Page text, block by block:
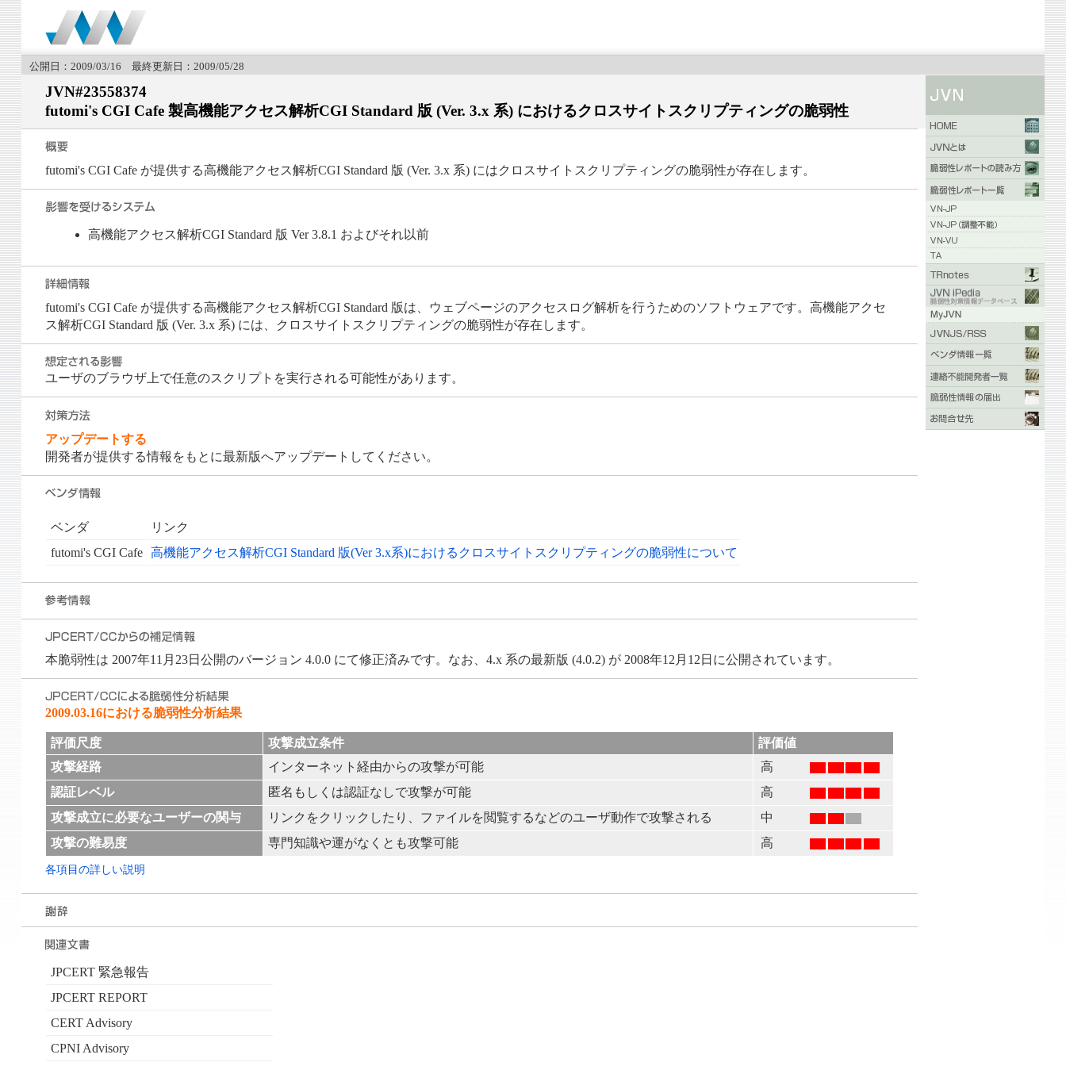
公開日：2009/03/16 最終更新日：2009/05/28
JVN#23558374
futomi's CGI Cafe 製高機能アクセス解析CGI Standard 版 (Ver. 3.x 系) におけるクロスサイトスクリプティングの脆弱性
futomi's CGI Cafe が提供する高機能アクセス解析CGI Standard 版 (Ver. 3.x 系) にはクロスサイトスクリプティングの脆弱性が存在します。
高機能アクセス解析CGI Standard 版 Ver 3.8.1 およびそれ以前
futomi's CGI Cafe が提供する高機能アクセス解析CGI Standard 版は、ウェブページのアクセスログ解析を行うためのソフトウェアです。高機能アクセ
ス解析CGI Standard 版 (Ver. 3.x 系) には、クロスサイトスクリプティングの脆弱性が存在します。
ユーザのブラウザ上で任意のスクリプトを実行される可能性があります。
アップデートする
開発者が提供する情報をもとに最新版へアップデートしてください。
ベンダ
リンク
futomi's CGI Cafe 高機能アクセス解析CGI Standard 版(Ver 3.x系)におけるクロスサイトスクリプティングの脆弱性について
本脆弱性は 2007年11月23日公開のバージョン 4.0.0 にて修正済みです。なお、4.x 系の最新版 (4.0.2) が 2008年12月12日に公開されています。
2009.03.16における脆弱性分析結果
評価尺度 攻撃成立条件
評価値
攻撃経路
インターネット経由からの攻撃が可能
高
認証レベル
匿名もしくは認証なしで攻撃が可能
高
攻撃成立に必要なユーザーの関与
リンクをクリックしたり、ファイルを閲覧するなどのユーザ動作で攻撃される
中
攻撃の難易度
専門知識や運がなくとも攻撃可能 高
各項目の詳しい説明
JPCERT 緊急報告
JPCERT REPORT
CERT Advisory
CPNI Advisory